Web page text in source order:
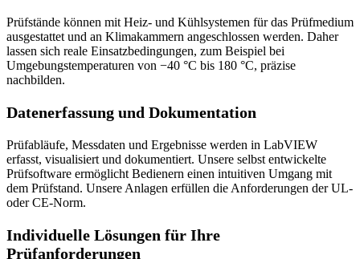
Prüfstände können mit Heiz- und Kühlsystemen für das Prüfmedium
ausgestattet und an Klimakammern angeschlossen werden. Daher
lassen sich reale Einsatzbedingungen, zum Beispiel bei
Umgebungstemperaturen von −40 °C bis 180 °C, präzise
nachbilden.
Datenerfassung und Dokumentation
Prüfabläufe, Messdaten und Ergebnisse werden in LabVIEW
erfasst, visualisiert und dokumentiert. Unsere selbst entwickelte
Prüfsoftware ermöglicht Bedienern einen intuitiven Umgang mit
dem Prüfstand. Unsere Anlagen erfüllen die Anforderungen der UL-
oder CE-Norm.
Individuelle Lösungen für Ihre
Prüfanforderungen